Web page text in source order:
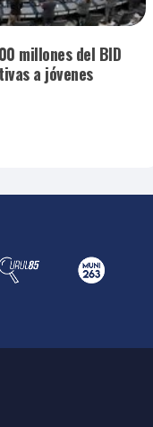
millones del BID
a jóvenes